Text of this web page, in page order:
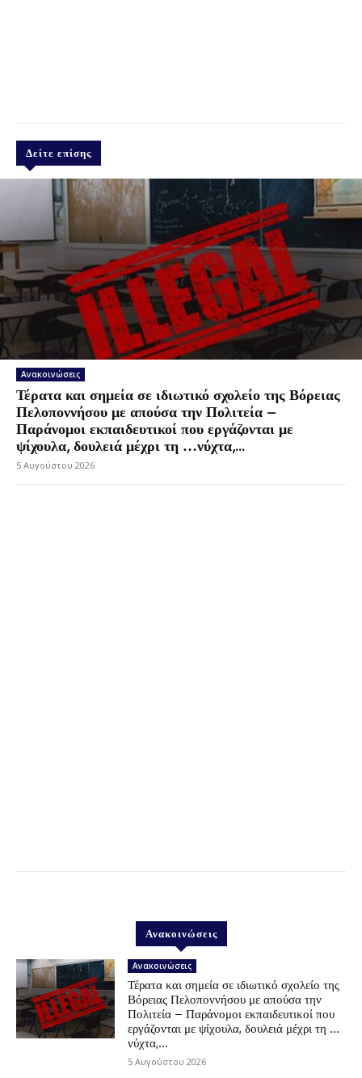
Δείτε επίσης
Ανακοινώσεις
Τέρατα και σημεία σε ιδιωτικό σχολείο της Βόρειας
Πελοποννήσου με απούσα την Πολιτεία –
Παράνομοι εκπαιδευτικοί που εργάζονται με
ψίχουλα, δουλειά μέχρι τη …νύχτα,...
5 Αυγούστου 2026
Ανακοινώσεις
Ανακοινώσεις
Τέρατα και σημεία σε ιδιωτικό σχολείο της
Βόρειας Πελοποννήσου με απούσα την
Πολιτεία – Παράνομοι εκπαιδευτικοί που
εργάζονται με ψίχουλα, δουλειά μέχρι τη …
νύχτα,...
5 Αυγούστου 2026